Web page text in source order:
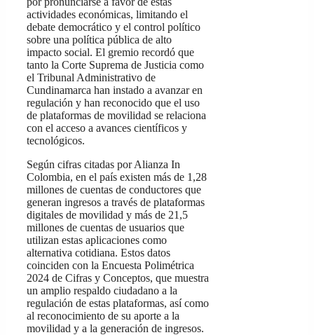
actividades económicas, limitando el
debate democrático y el control político
sobre una política pública de alto
impacto social. El gremio recordó que
tanto la Corte Suprema de Justicia como
el Tribunal Administrativo de
Cundinamarca han instado a avanzar en
regulación y han reconocido que el uso
de plataformas de movilidad se relaciona
con el acceso a avances científicos y
tecnológicos.
Según cifras citadas por Alianza In
Colombia, en el país existen más de 1,28
millones de cuentas de conductores que
generan ingresos a través de plataformas
digitales de movilidad y más de 21,5
millones de cuentas de usuarios que
utilizan estas aplicaciones como
alternativa cotidiana. Estos datos
coinciden con la Encuesta Polimétrica
2024 de Cifras y Conceptos, que muestra
un amplio respaldo ciudadano a la
regulación de estas plataformas, así como
al reconocimiento de su aporte a la
movilidad y a la generación de ingresos.